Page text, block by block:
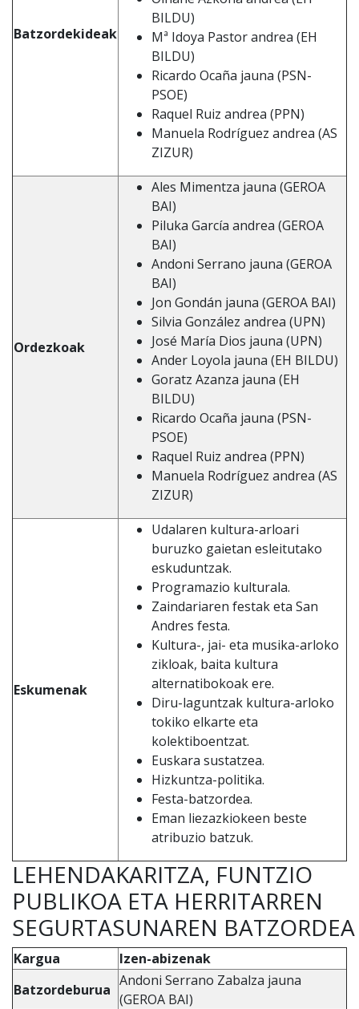
Batzordekideak
BILDU)
Mª Idoya Pastor andrea (EH
BILDU)
Ricardo Ocaña jauna (PSN-
PSOE)
Raquel Ruiz andrea (PPN)
Manuela Rodríguez andrea (AS
ZIZUR)
Ordezkoak
Ales Mimentza jauna (GEROA
BAI)
Piluka García andrea (GEROA
BAI)
Andoni Serrano jauna (GEROA
BAI)
Jon Gondán jauna (GEROA BAI)
Silvia González andrea (UPN)
José María Dios jauna (UPN)
Ander Loyola jauna (EH BILDU)
Goratz Azanza jauna (EH
BILDU)
Ricardo Ocaña jauna (PSN-
PSOE)
Raquel Ruiz andrea (PPN)
Manuela Rodríguez andrea (AS
ZIZUR)
Eskumenak
Udalaren kultura-arloari
buruzko gaietan esleitutako
eskuduntzak.
Programazio kulturala.
Zaindariaren festak eta San
Andres festa.
Kultura-, jai- eta musika-arloko
zikloak, baita kultura
alternatibokoak ere.
Diru-laguntzak kultura-arloko
tokiko elkarte eta
kolektiboentzat.
Euskara sustatzea.
Hizkuntza-politika.
Festa-batzordea.
Eman liezazkiokeen beste
atribuzio batzuk.
LEHENDAKARITZA, FUNTZIO
PUBLIKOA ETA HERRITARREN
SEGURTASUNAREN BATZORDEA
Kargua
Izen-abizenak
Batzordeburua
Andoni Serrano Zabalza jauna
(GEROA BAI)